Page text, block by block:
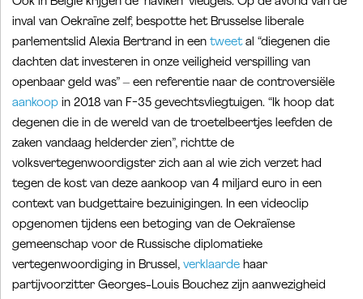
inval van Oekraïne zelf, bespotte het Brusselse liberale
parlementslid Alexia Bertrand in een tweetal “diegenen die
dachten dat investeren in onze veiligheid verspilling van
openbaar geld was” – een referentie naar de controversiële
aankoop in 2018 van F-35 gevechtsvliegtuigen. “Ik hoop dat
degenen die in de wereld van de troetelbeertjes leefden de
zaken vandaag helderder zien”, richtte de
volksvertegenwoordigster zich aan al wie zich verzet had
tegen de kost van deze aankoop van 4 miljard euro in een
context van budgettaire bezuinigingen. In een videoclip
opgenomen tijdens een betoging van de Oekraïense
gemeenschap voor de Russische diplomatieke
vertegenwoordiging in Brussel, verklaarde haar
partijvoorzitter Georges-Louis Bouchez zijn aanwezigheid